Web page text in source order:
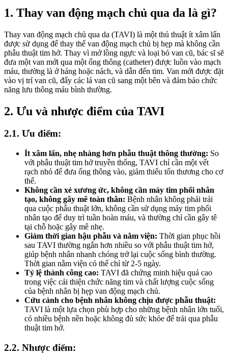
1. Thay van động mạch chủ qua da là gì?
Thay van động mạch chủ qua da (TAVI) là một thủ thuật ít xâm lấn
được sử dụng để thay thế van động mạch chủ bị hẹp mà không cần
phẫu thuật tim hở. Thay vì mở lồng ngực và loại bỏ van cũ, bác sĩ sẽ
đưa một van mới qua một ống thông (catheter) được luồn vào mạch
máu, thường là ở háng hoặc nách, và dẫn đến tim. Van mới được đặt
vào vị trí van cũ, đẩy các lá van cũ sang một bên và đảm bảo chức
năng lưu thông máu bình thường.
2. Ưu và nhược điểm của TAVI
2.1. Ưu điểm:
Ít xâm lấn, nhẹ nhàng hơn phẫu thuật thông thường: So
với phẫu thuật tim hở truyền thống, TAVI chỉ cần một vết
rạch nhỏ để đưa ống thông vào, giảm thiểu tổn thương cho cơ
thể.
Không cần xẻ xương ức, không cần máy tim phổi nhân
tạo, không gây mê toàn thân: Bệnh nhân không phải trải
qua cuộc phẫu thuật lớn, không cần sử dụng máy tim phổi
nhân tạo để duy trì tuần hoàn máu, và thường chỉ cần gây tê
tại chỗ hoặc gây mê nhẹ.
Giảm thời gian hậu phẫu và nằm viện: Thời gian phục hồi
sau TAVI thường ngắn hơn nhiều so với phẫu thuật tim hở,
giúp bệnh nhân nhanh chóng trở lại cuộc sống bình thường.
Thời gian nằm viện có thể chỉ từ 2-5 ngày.
Tỷ lệ thành công cao: TAVI đã chứng minh hiệu quả cao
trong việc cải thiện chức năng tim và chất lượng cuộc sống
của bệnh nhân bị hẹp van động mạch chủ.
Cứu cánh cho bệnh nhân không chịu được phẫu thuật:
TAVI là một lựa chọn phù hợp cho những bệnh nhân lớn tuổi,
có nhiều bệnh nền hoặc không đủ sức khỏe để trải qua phẫu
thuật tim hở.
2.2. Nhược điểm: